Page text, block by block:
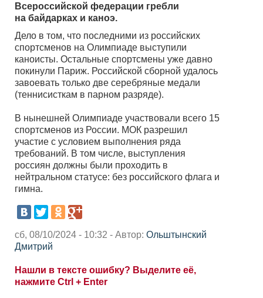
Всероссийской федерации гребли
на байдарках и каноэ.
Дело в том, что последними из российских
спортсменов на Олимпиаде выступили
каноисты. Остальные спортсмены уже давно
покинули Париж. Российской сборной удалось
завоевать только две серебряные медали
(теннисисткам в парном разряде).
В нынешней Олимпиаде участвовали всего 15
спортсменов из России. МОК разрешил
участие с условием выполнения ряда
требований. В том числе, выступления
россиян должны были проходить в
нейтральном статусе: без российского флага и
гимна.
сб, 08/10/2024 - 10:32 - Автор: Ольштынский
Дмитрий
Нашли в тексте ошибку? Выделите её,
нажмите Ctrl + Enter